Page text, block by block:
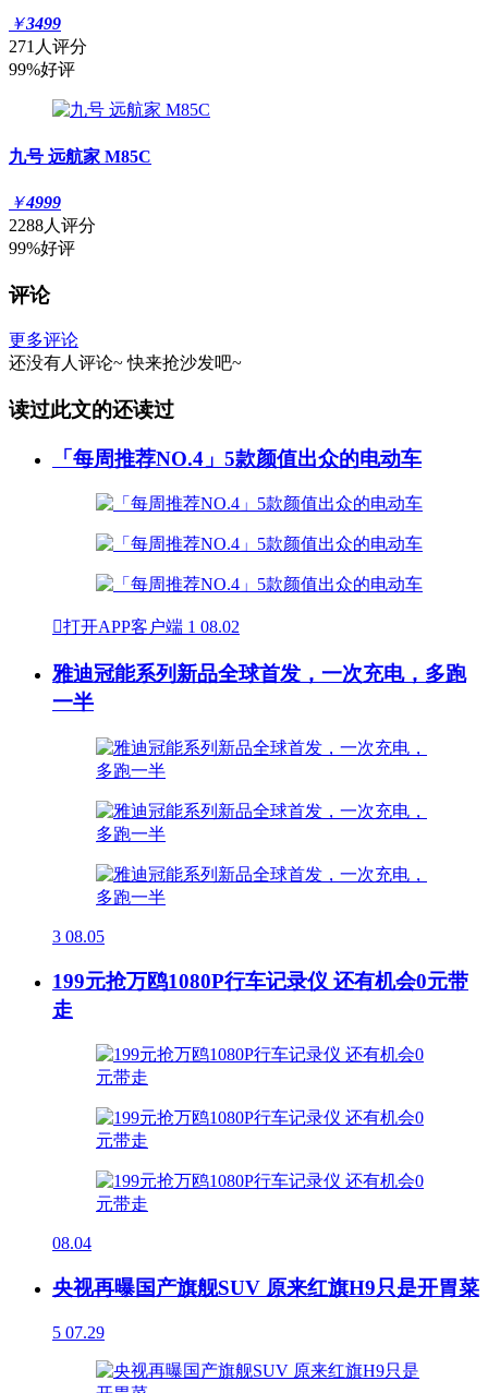
￥3499
271人评分
99%好评
九号 远航家 M85C
￥4999
2288人评分
99%好评
评论
更多评论
还没有人评论~ 快来抢沙发吧~
读过此文的还读过
「每周推荐NO.4」5款颜值出众的电动车
打开APP客户端 1 08.02
雅迪冠能系列新品全球首发，一次充电，多跑
一半
3 08.05
199元抢万鸥1080P行车记录仪 还有机会0元带
走
08.04
央视再曝国产旗舰SUV 原来红旗H9只是开胃菜
5 07.29